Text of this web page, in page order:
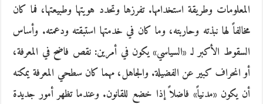
المعلومات وطريقة استخدامها. تفرزها وتحدد هويتها وطبيعتها، فما كان
مخالفاً لها نبذته وحاربته، وما كان في خدمتها استبقته ودعمته. وأساس
السقوط الأكبر لـ «السياسي» يكون في أمرين: نقص فاضح في المعرفة،
أو انحراف كبير عن الفضيلة. والجاهل، مهما كان سطحي المعرفة يمكنه
أن يكون «مدنياً» فاضلاً إذا خضع للقانون. وعندما تظهر أمور جديدة